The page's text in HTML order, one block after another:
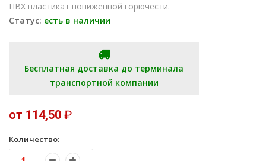
ПВХ пластикат пониженной горючести.
Статус: есть в наличии
Бесплатная доставка до терминала
транспортной компании
от 114,50 ₽
Количество: